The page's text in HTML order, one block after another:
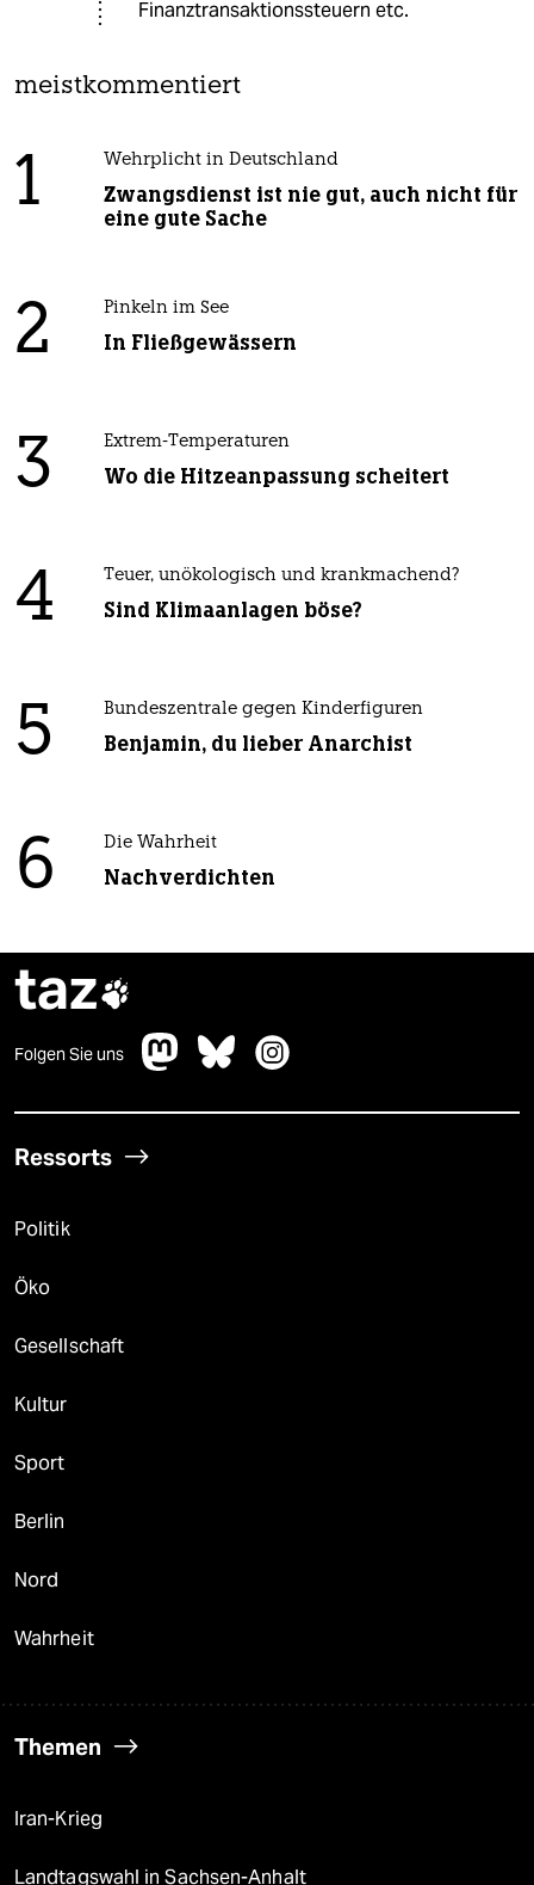
Finanztransaktionssteuern etc.
meistkommentiert
1 Wehrplicht in Deutschland
Zwangsdienst ist nie gut, auch nicht für
eine gute Sache
2 Pinkeln im See
In Fließgewässern
3 Extrem-Temperaturen
Wo die Hitzeanpassung scheitert
4 Teuer, unökologisch und krankmachend?
Sind Klimaanlagen böse?
5 Bundeszentrale gegen Kinderfiguren
Benjamin, du lieber Anarchist
6 Die Wahrheit
Nachverdichten
taz
Folgen Sie uns
Ressorts
Politik
Öko
Gesellschaft
Kultur
Sport
Berlin
Nord
Wahrheit
Themen
Iran-Krieg
Landtagswahl in Sachsen-Anhalt